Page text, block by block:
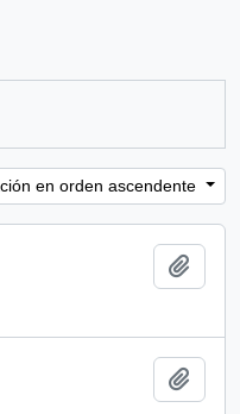
en orden ascendente